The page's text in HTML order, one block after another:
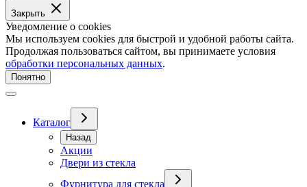
Закрыть
Уведомление о cookies
Мы используем cookies для быстрой и удобной работы сайта.
Продолжая пользоваться сайтом, вы принимаете условия
обработки персональных данных.
Понятно
Каталог
Назад
Акции
Двери из стекла
Фурнитура для стекла